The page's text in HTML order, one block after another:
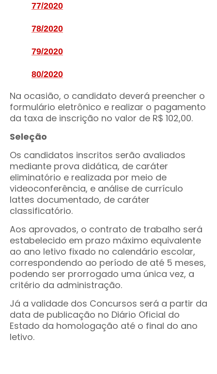
77/2020
78/2020
79/2020
80/2020
Na ocasião, o candidato deverá preencher o
formulário eletrônico e realizar o pagamento
da taxa de inscrição no valor de R$ 102,00.
Seleção
Os candidatos inscritos serão avaliados
mediante prova didática, de caráter
eliminatório e realizada por meio de
videoconferência, e análise de currículo
lattes documentado, de caráter
classificatório.
Aos aprovados, o contrato de trabalho será
estabelecido em prazo máximo equivalente
ao ano letivo fixado no calendário escolar,
correspondendo ao período de até 5 meses,
podendo ser prorrogado uma única vez, a
critério da administração.
Já a validade dos Concursos será a partir da
data de publicação no Diário Oficial do
Estado da homologação até o final do ano
letivo.